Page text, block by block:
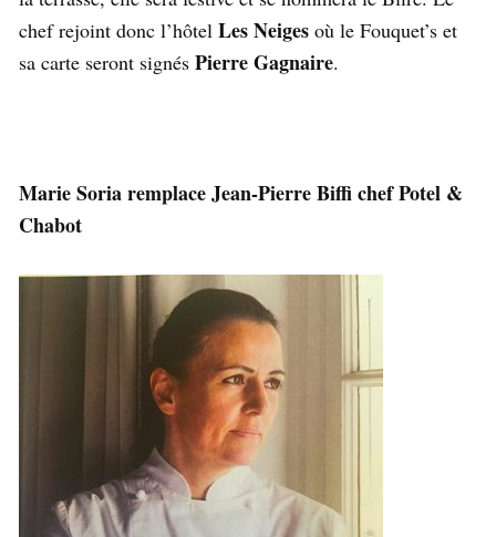
chef rejoint donc l’hôtel Les Neiges où le Fouquet’s et
sa carte seront signés Pierre Gagnaire.
Marie Soria remplace Jean-Pierre Biffi chef Potel &
Chabot